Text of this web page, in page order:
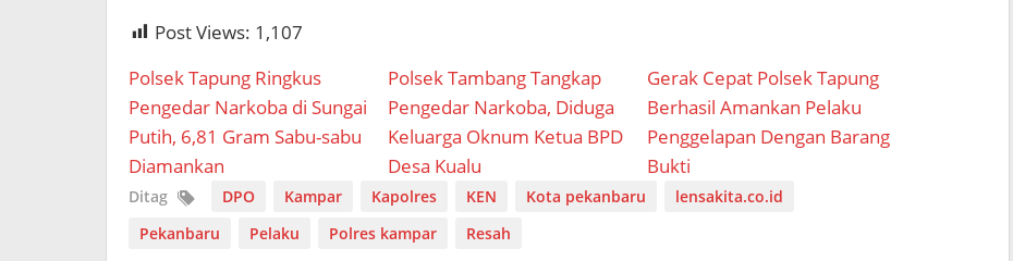
Post Views: 1,107
Polsek Tapung Ringkus
Pengedar Narkoba di Sungai
Putih, 6,81 Gram Sabu-sabu
Diamankan
Polsek Tambang Tangkap
Pengedar Narkoba, Diduga
Keluarga Oknum Ketua BPD
Desa Kualu
Gerak Cepat Polsek Tapung
Berhasil Amankan Pelaku
Penggelapan Dengan Barang
Bukti
Ditag DPO Kampar Kapolres KEN Kota pekanbaru
lensakita.co.id
Pekanbaru
Pelaku Polres kampar Resah